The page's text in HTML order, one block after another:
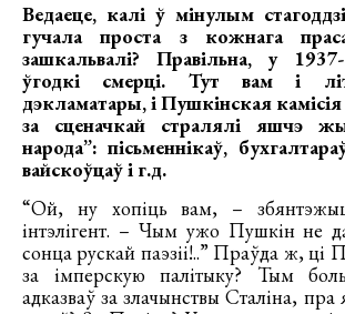
Ведаеце, калі ў мінулым
гучала проста з кожнага
зашкальвалі? Правільна, у
ўгодкі смерці. Тут вам і
дэкламатары, і Пушкінская
за сценачкай стралялі яшчэ
народа”: пісьменнікаў,
вайскоўцаў і г.д.
“Ой, ну хопіць вам, –
інтэлігент. – Чым ужо Пушкін не
сонца рускай паэзіі!..” Праўда ж, ці
за імперскую палітыку? Тым
адказваў за злачынствы Сталіна, пра